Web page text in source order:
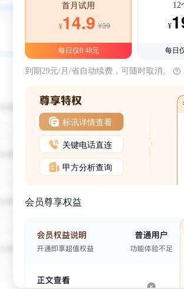
首月试用
¥14.9 ¥39
每日仅0.48元
12
¥
每日
到期29元/月/省自动续费，可随时取消。
标讯详情查看
关键电话直连
甲方分析查询
会员尊享权益